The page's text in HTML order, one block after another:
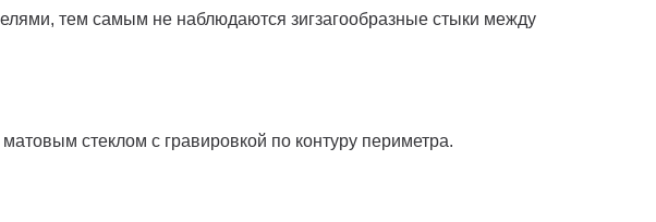
тем самым не наблюдаются зигзагообразные стыки между
стеклом с гравировкой по контуру периметра.